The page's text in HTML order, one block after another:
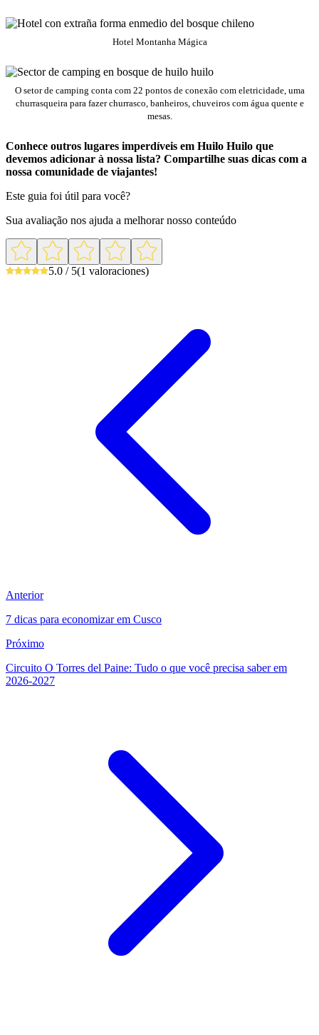
Hotel Montanha Mágica
O setor de camping conta com 22 pontos de conexão com eletricidade, uma
churrasqueira para fazer churrasco, banheiros, chuveiros com água quente e
mesas.
Conhece outros lugares imperdíveis em Huilo Huilo que
devemos adicionar à nossa lista? Compartilhe suas dicas com a
nossa comunidade de viajantes!
Este guia foi útil para você?
Sua avaliação nos ajuda a melhorar nosso conteúdo
5.0 / 5(1 valoraciones)
Anterior
7 dicas para economizar em Cusco
Próximo
Circuito O Torres del Paine: Tudo o que você precisa saber em
2026-2027